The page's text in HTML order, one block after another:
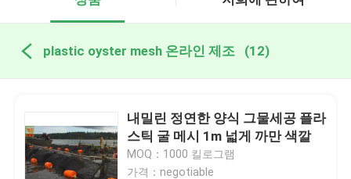
plastic oyster mesh 온라인 제조 (12)
내밀린 정연한 양식 그물세공 플라
스틱 굴 메시 1m 넓게 까만 색깔
MOQ：1000 킬로그램
가격：negotiable